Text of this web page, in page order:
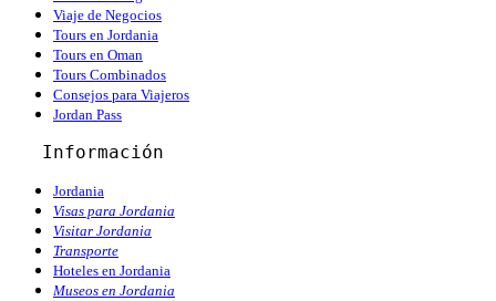
Viaje de Negocios
Tours en Jordania
Tours en Oman
Tours Combinados
Consejos para Viajeros
Jordan Pass
Información
Jordania
Visas para Jordania
Visitar Jordania
Transporte
Hoteles en Jordania
Museos en Jordania